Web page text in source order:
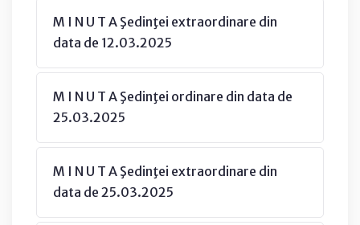
M I N U T A Şedinţei extraordinare din
data de 12.03.2025
M I N U T A Şedinţei ordinare din data de
25.03.2025
M I N U T A Şedinţei extraordinare din
data de 25.03.2025